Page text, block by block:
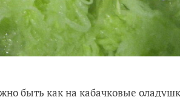
быть как на кабачковые